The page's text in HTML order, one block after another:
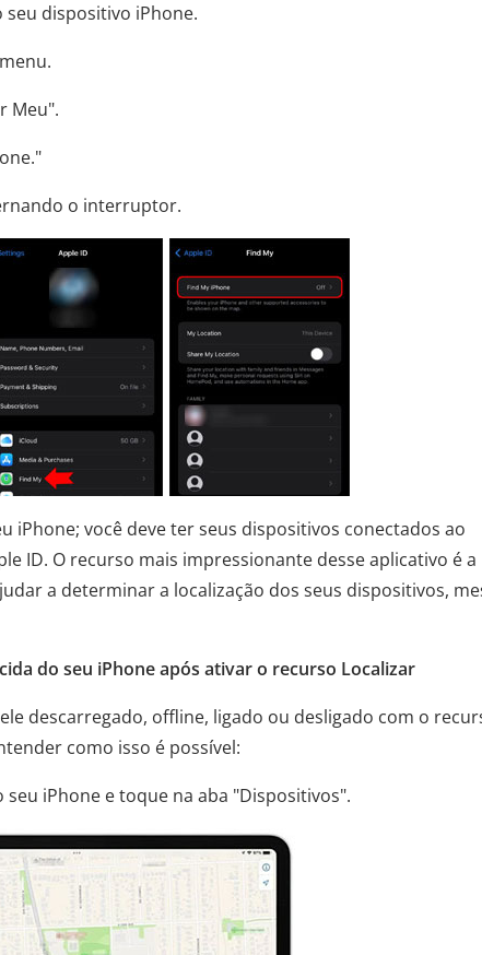
seu dispositivo iPhone.
Meu".
o interruptor.
iPhone; você deve ter seus dispositivos conectados ao
ID. O recurso mais impressionante desse aplicativo é a
a determinar a localização dos seus dispositivos,
do seu iPhone após ativar o recurso Localizar
descarregado, offline, ligado ou desligado com o
como isso é possível:
iPhone e toque na aba "Dispositivos".